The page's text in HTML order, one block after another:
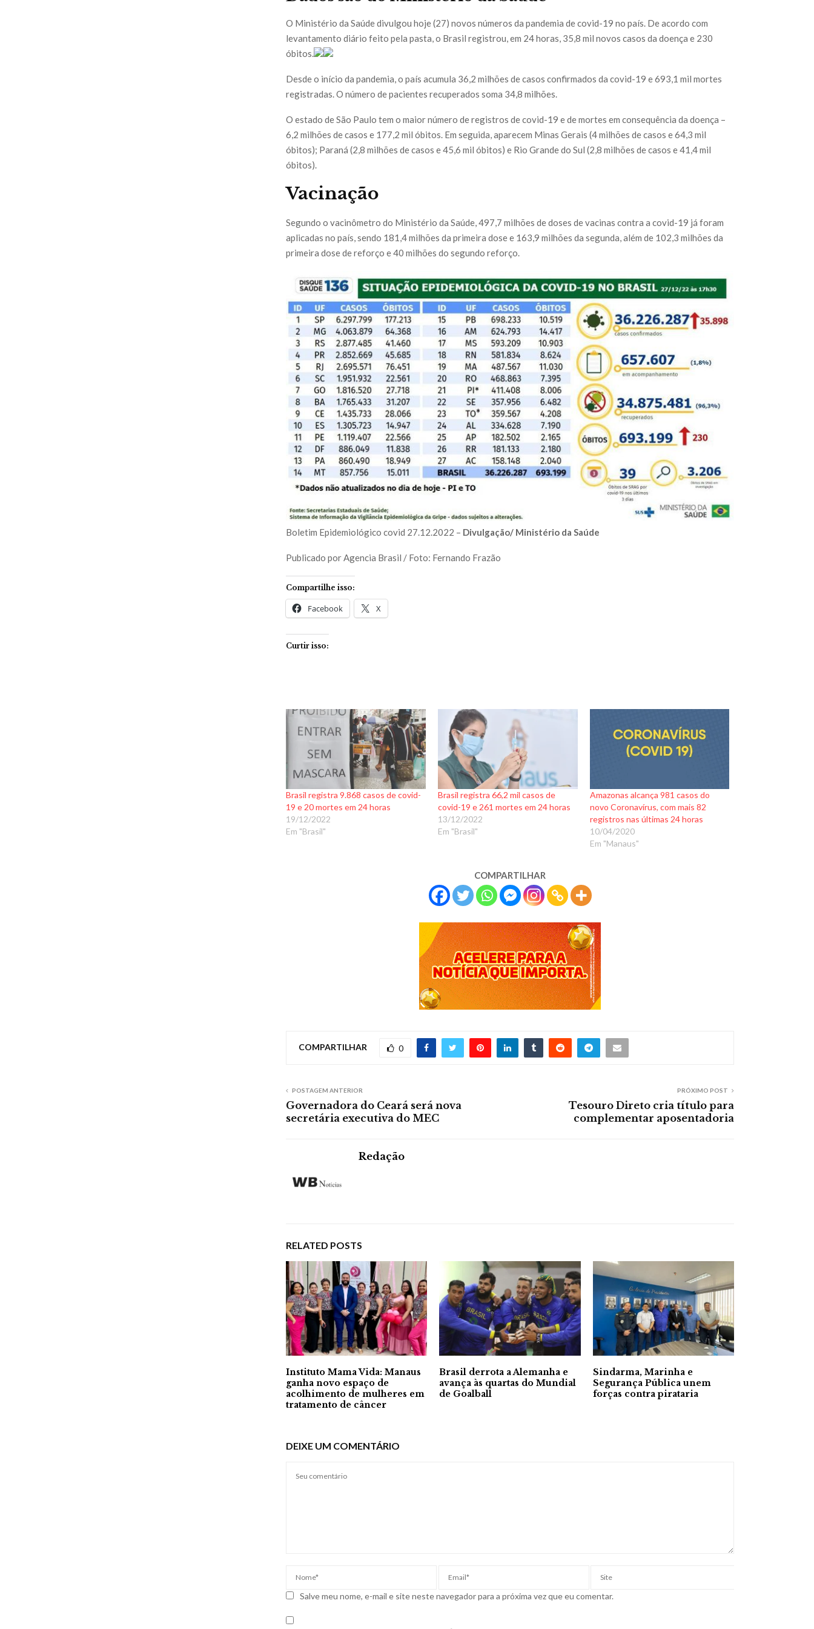
O Ministério da Saúde divulgou hoje (27) novos números da pandemia de covid-19 no país. De acordo com
levantamento diário feito pela pasta, o Brasil registrou, em 24 horas, 35,8 mil novos casos da doença e 230
óbitos.
Desde o início da pandemia, o país acumula 36,2 milhões de casos confirmados da covid-19 e 693,1 mil mortes
registradas. O número de pacientes recuperados soma 34,8 milhões.
O estado de São Paulo tem o maior número de registros de covid-19 e de mortes em consequência da doença –
6,2 milhões de casos e 177,2 mil óbitos. Em seguida, aparecem Minas Gerais (4 milhões de casos e 64,3 mil
óbitos); Paraná (2,8 milhões de casos e 45,6 mil óbitos) e Rio Grande do Sul (2,8 milhões de casos e 41,4 mil
óbitos).
Vacinação
Segundo o vacinômetro do Ministério da Saúde, 497,7 milhões de doses de vacinas contra a covid-19 já foram
aplicadas no país, sendo 181,4 milhões da primeira dose e 163,9 milhões da segunda, além de 102,3 milhões da
primeira dose de reforço e 40 milhões do segundo reforço.
Boletim Epidemiológico covid 27.12.2022 – Divulgação/ Ministério da Saúde
Publicado por Agencia Brasil / Foto: Fernando Frazão
Compartilhe isso:
Facebook X
Curtir isso:
Brasil registra 9.868 casos de covid-
19 e 20 mortes em 24 horas
19/12/2022
Em "Brasil"
Brasil registra 66,2 mil casos de
covid-19 e 261 mortes em 24 horas
13/12/2022
Em "Brasil"
Amazonas alcança 981 casos do
novo Coronavírus, com mais 82
registros nas últimas 24 horas
10/04/2020
Em "Manaus"
COMPARTILHAR
COMPARTILHAR 0
POSTAGEM ANTERIOR
Governadora do Ceará será nova
secretária executiva do MEC
PRÓXIMO POST
Tesouro Direto cria título para
complementar aposentadoria
Redação
RELATED POSTS
Instituto Mama Vida: Manaus
ganha novo espaço de
acolhimento de mulheres em
tratamento de câncer
Brasil derrota a Alemanha e
avança às quartas do Mundial
de Goalball
Sindarma, Marinha e
Segurança Pública unem
forças contra pirataria
DEIXE UM COMENTÁRIO
Salve meu nome, e-mail e site neste navegador para a próxima vez que eu comentar.